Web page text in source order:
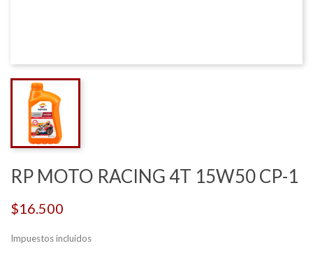
RP MOTO RACING 4T 15W50 CP-1
$16.500
Impuestos incluidos